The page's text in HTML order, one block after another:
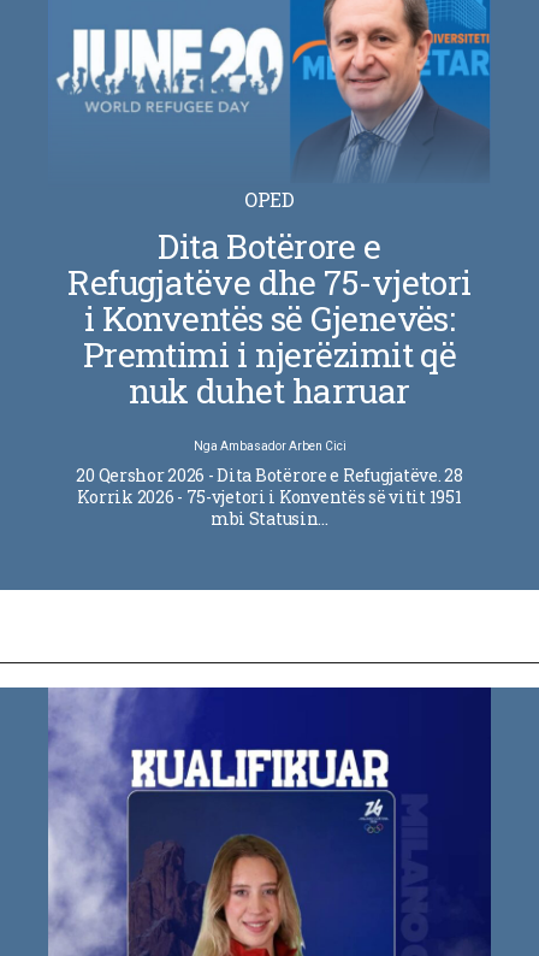
OPED
Dita Botërore e
Refugjatëve dhe 75-vjetori
i Konventës së Gjenevës:
Premtimi i njerëzimit që
nuk duhet harruar
Nga Ambasador Arben Cici
20 Qershor 2026 - Dita Botërore e Refugjatëve. 28
Korrik 2026 - 75-vjetori i Konventës së vitit 1951
mbi Statusin…